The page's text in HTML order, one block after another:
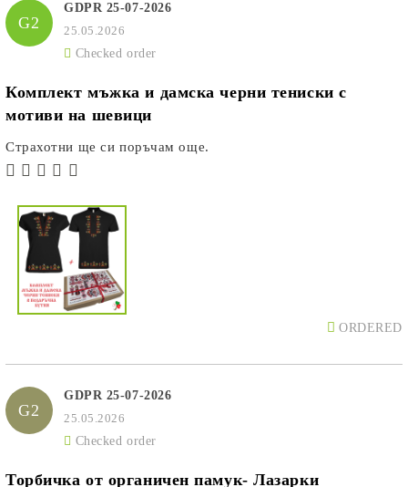
G2
GDPR 25-07-2026
25.05.2026
Checked order
Комплект мъжка и дамска черни тениски с
мотиви на шевици
Страхотни ще си поръчам още.
ORDERED
G2
GDPR 25-07-2026
25.05.2026
Checked order
Торбичка от органичен памук- Лазарки